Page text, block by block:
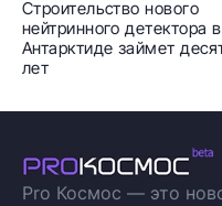
Строительство нового
нейтринного детектора в
Антарктиде займет
лет
Pro Космос — это